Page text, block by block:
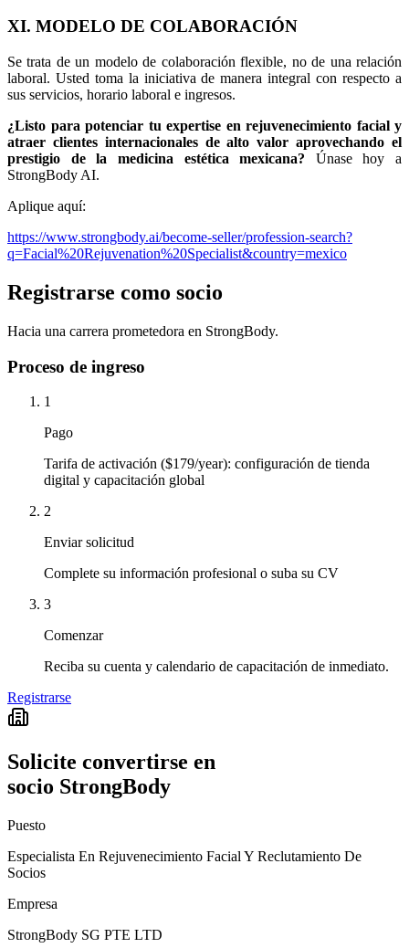
XI. MODELO DE COLABORACIÓN
Se trata de un modelo de colaboración flexible, no de una relación
laboral. Usted toma la iniciativa de manera integral con respecto a
sus servicios, horario laboral e ingresos.
¿Listo para potenciar tu expertise en rejuvenecimiento facial y
atraer clientes internacionales de alto valor aprovechando el
prestigio de la medicina estética mexicana? Únase hoy a
StrongBody AI.
Aplique aquí:
https://www.strongbody.ai/become-seller/profession-search?
q=Facial%20Rejuvenation%20Specialist&country=mexico
Registrarse como socio
Hacia una carrera prometedora en StrongBody.
Proceso de ingreso
1
Pago
Tarifa de activación ($179/year): configuración de tienda
digital y capacitación global
2
Enviar solicitud
Complete su información profesional o suba su CV
3
Comenzar
Reciba su cuenta y calendario de capacitación de inmediato.
Registrarse
Solicite convertirse en
socio StrongBody
Puesto
Especialista En Rejuvenecimiento Facial Y Reclutamiento De
Socios
Empresa
StrongBody SG PTE LTD